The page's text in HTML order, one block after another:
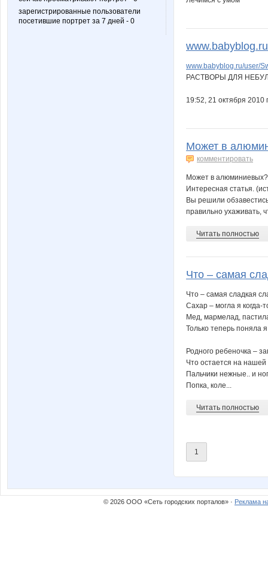
зарегистрированные пользователи
посетившие портрет за 7 дней - 0
www.babyblog.ru/user/
РАСТВОРЫ ДЛЯ
19:52, 21 октября 2010
Может в
комментировать
Может в
Интересная статья.
Вы решили
правильно ухаживать,
Читать полностью
Что – самая
Что – самая сладкая
Сахар – могла я когда-
Мед, мармелад,
Только теперь поняла
Родного ребеночка –
Что остается на
Пальчики нежные.. и
Попка, коле...
Читать полностью
1
© 2026 ООО «Сеть городских порталов» · Реклама